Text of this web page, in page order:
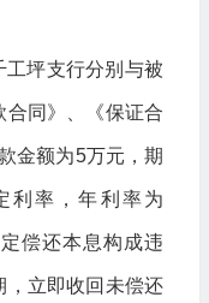
工坪支行分别与被
合同》、《保证合
金额为5万元，期
利率，年利率为
偿还本息构成违
，立即收回未偿还